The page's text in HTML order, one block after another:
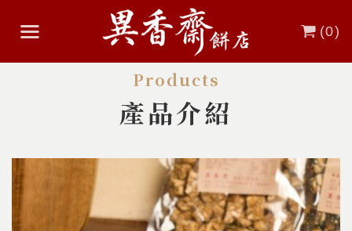
(0)
Products
產品介紹